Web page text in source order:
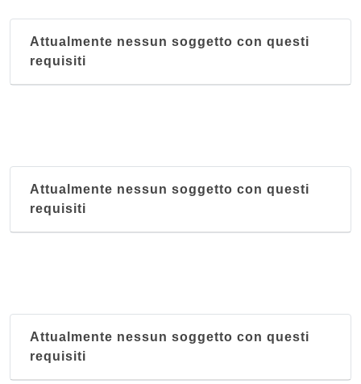
Attualmente nessun soggetto con questi
requisiti
Attualmente nessun soggetto con questi
requisiti
Attualmente nessun soggetto con questi
requisiti